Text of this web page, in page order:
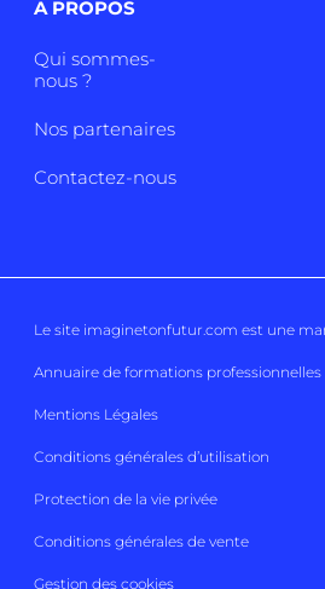
A PROPOS
Qui sommes-
nous ?
Nos partenaires
Contactez-nous
Le site imaginetonfutur.com est une
Annuaire de formations
Mentions Légales
Conditions générales d’utilisation
Protection de la vie privée
Conditions générales de vente
Gestion des cookies